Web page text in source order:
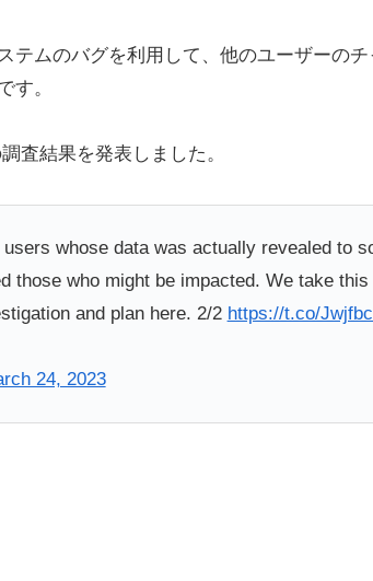
テムのバグを利用して、他のユーザーの
す。
査結果を発表しました。
whose data was actually revealed to
those who might be impacted. We take
and plan here. 2/2 https://t.co/
24, 2023